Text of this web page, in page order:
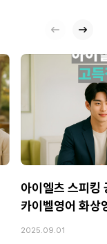
아이엘츠 스피킹
카이벨영어 화상
2025.09.01